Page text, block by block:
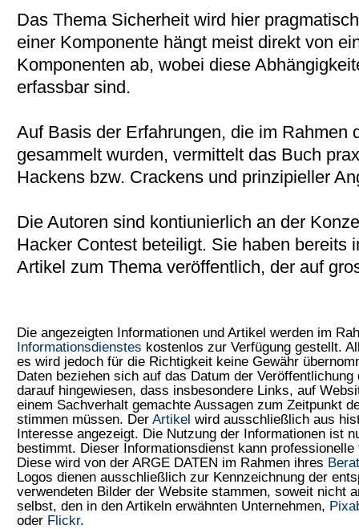
Das Thema Sicherheit wird hier
einer Komponente hängt meist direkt von
Komponenten ab, wobei diese
erfassbar sind.
Auf Basis der Erfahrungen, die im Rahmen
gesammelt wurden, vermittelt das Buch
Hackens bzw. Crackens und prinzipieller
Die Autoren sind kontiunierlich an der
Hacker Contest beteiligt. Sie haben bereits
Artikel zum Thema veröffentlich, der auf
Die angezeigten Informationen und Artikel werden im
Informationsdienstes kostenlos zur Verfügung gestellt.
es wird jedoch für die Richtigkeit keine Gewähr
Daten beziehen sich auf das Datum der
darauf hingewiesen, dass insbesondere Links, auf
einem Sachverhalt gemachte Aussagen zum Zeitpunkt
stimmen müssen. Der Artikel wird ausschließlich aus
Interesse angezeigt. Die Nutzung der Informationen ist
bestimmt. Dieser Informationsdienst kann
Diese wird von der ARGE DATEN im Rahmen ihres
Logos dienen ausschließlich zur Kennzeichnung der
verwendeten Bilder der Website stammen, soweit nicht
selbst, den in den Artikeln erwähnten Unternehmen,
oder Flickr.